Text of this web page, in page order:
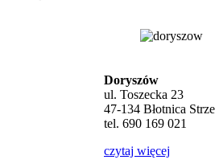
Doryszów
ul. Toszecka 23
47-134 Błotnica
tel. 690 169 021
czytaj więcej